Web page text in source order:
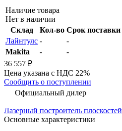
Наличие товара
Нет в наличии
Склад
Кол-во Срок поставки
Лайнтулс -
-
Makita
-
-
36 557 ₽
Цена указана с НДС 22%
Сообщить о поступлении
Официальный дилер
Лазерный построитель плоскостей
Основные характеристики